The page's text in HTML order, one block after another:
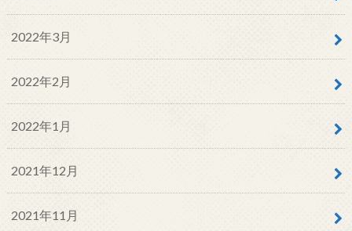
2022年3月
2022年2月
2022年1月
2021年12月
2021年11月